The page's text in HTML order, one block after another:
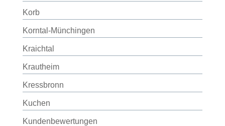
Korb
Korntal-Münchingen
Kraichtal
Krautheim
Kressbronn
Kuchen
Kundenbewertungen